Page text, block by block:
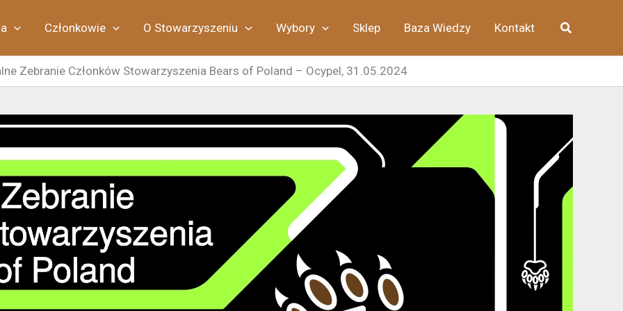
Członkowie O Stowarzyszeniu Wybory Sklep Baza Wiedzy Kontakt Szukaj
Zebranie Członków Stowarzyszenia Bears of Poland – Ocypel, 31.05.2024